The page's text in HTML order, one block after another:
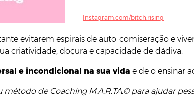
Instagram.com/bitch.rising
evitarem espirais de auto-comiseração e
criatividade, doçura e capacidade de dádiva.
e incondicional na sua vida e de o ensinar
de Coaching M.A.R.TA.© para ajudar